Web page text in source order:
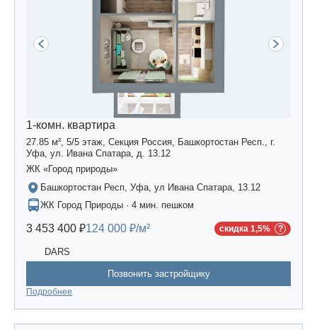
1-комн. квартира
27.85 м², 5/5 этаж, Секция Россия, Башкортостан Респ., г.
Уфа, ул. Ивана Спатара, д. 13.12
ЖК «Город природы»
Башкортостан Респ, Уфа, ул Ивана Спатара, 13.12
ЖК Город Природы · 4 мин. пешком
3 453 400 ₽124 000 ₽/м² скидка 1,5%
DARS
Позвонить застройщику
Подробнее